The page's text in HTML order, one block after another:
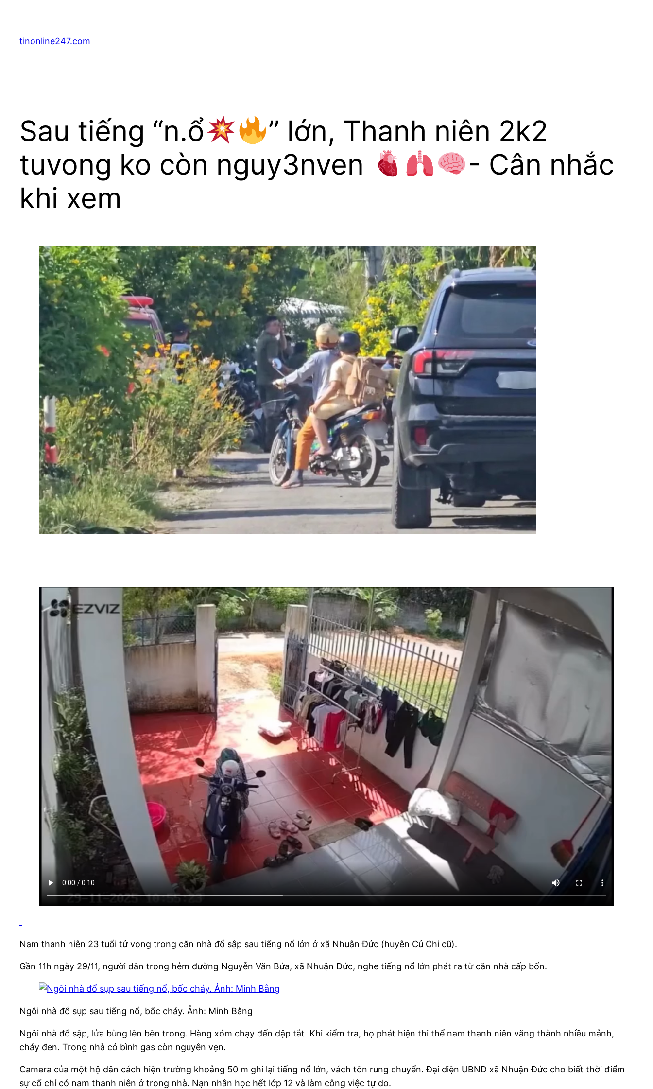
content
tinonline247.com
Sau tiếng “n.ổ
” lớn, Thanh niên 2k2
tuvong ko còn nguy3nven
- Cân nhắc
khi xem
Nam thanh niên 23 tuổi tử vong trong căn nhà đổ sập sau tiếng nổ lớn ở xã Nhuận Đức (huyện Củ Chi cũ).
Gần 11h ngày 29/11, người dân trong hẻm đường Nguyễn Văn Bứa, xã Nhuận Đức, nghe tiếng nổ lớn phát ra từ căn nhà cấp bốn.
Ngôi nhà đổ sụp sau tiếng nổ, bốc cháy. Ảnh: Minh Bằng
Ngôi nhà đổ sập, lửa bùng lên bên trong. Hàng xóm chạy đến dập tắt. Khi kiểm tra, họ phát hiện thi thể nam thanh niên văng thành nhiều mảnh,
cháy đen. Trong nhà có bình gas còn nguyên vẹn.
Camera của một hộ dân cách hiện trường khoảng 50 m ghi lại tiếng nổ lớn, vách tôn rung chuyển. Đại diện UBND xã Nhuận Đức cho biết thời điểm
sự cố chỉ có nam thanh niên ở trong nhà. Nạn nhân học hết lớp 12 và làm công việc tự do.